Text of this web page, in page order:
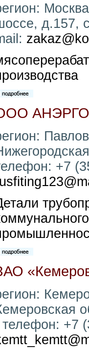
д.157,
АНЭРГО
+7
телефон: +7